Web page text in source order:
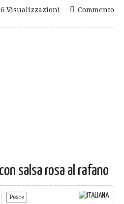
Commento
Visualizzazioni
salsa rosa al rafano
Pesce